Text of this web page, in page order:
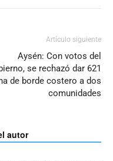
Artículo siguiente
Aysén: Con votos del
se rechazó dar 621
de borde costero a dos
comunidades
autor